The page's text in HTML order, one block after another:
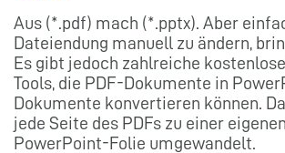
Aus (*.pdf) mach (*.pptx). Aber
Dateiendung manuell zu ändern,
Es gibt jedoch zahlreiche
Tools, die PDF-Dokumente in
Dokumente konvertieren können.
jede Seite des PDFs zu einer eigenen
PowerPoint-Folie umgewandelt.